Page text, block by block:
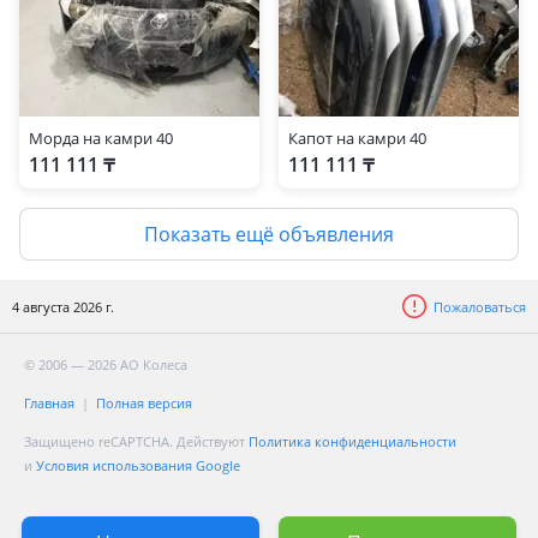
Морда на камри 40
111 111 ₸
Капот на камри 40
111 111 ₸
Показать ещё объявления
4 августа 2026 г. Пожаловаться
© 2006 — 2026 АО Колеса
Главная Полная версия
Защищено reCAPTCHA. Действуют Политика конфиденциальности
и Условия использования Google